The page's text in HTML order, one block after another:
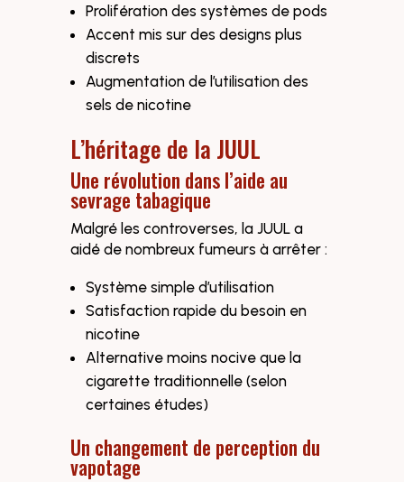
Prolifération des systèmes de pods
Accent mis sur des designs plus
discrets
Augmentation de l’utilisation des
sels de nicotine
L’héritage de la JUUL
Une révolution dans l’aide au
sevrage tabagique
Malgré les controverses, la JUUL a
aidé de nombreux fumeurs à arrêter :
Système simple d’utilisation
Satisfaction rapide du besoin en
nicotine
Alternative moins nocive que la
cigarette traditionnelle (selon
certaines études)
Un changement de perception du
vapotage